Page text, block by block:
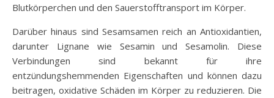
Blutkörperchen und den Sauerstofftransport im Körper.
Darüber hinaus sind Sesamsamen reich an Antioxidantien,
darunter Lignane wie Sesamin und Sesamolin. Diese
Verbindungen sind bekannt für ihre
entzündungshemmenden Eigenschaften und können dazu
beitragen, oxidative Schäden im Körper zu reduzieren. Die